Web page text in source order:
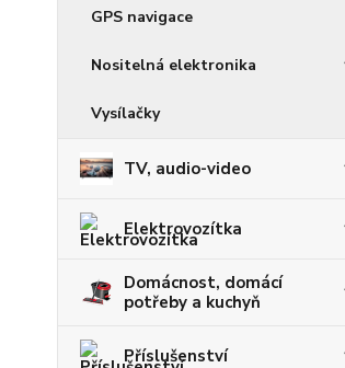
GPS navigace
Nositelná elektronika
Vysílačky
TV, audio-video
Elektrovozítka
Domácnost, domácí
potřeby a kuchyň
Příslušenství